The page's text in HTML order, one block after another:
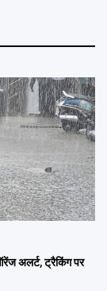
अलर्ट, ट्रैकिंग पर